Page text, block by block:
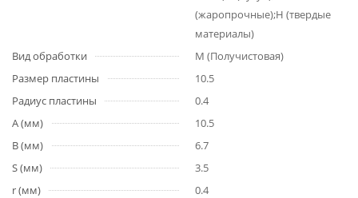
(жаропрочные);H (твердые
материалы)
Вид обработки
M (Получистовая)
Размер пластины
10.5
Радиус пластины
0.4
A (мм)
10.5
B (мм)
6.7
S (мм)
3.5
r (мм)
0.4